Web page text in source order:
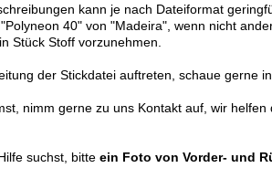
kann je nach Dateiformat
40" von "Madeira", wenn nicht
Stück Stoff vorzunehmen.
der Stickdatei auftreten, schaue gerne
nimm gerne zu uns Kontakt auf, wir
suchst, bitte ein Foto von Vorder- und